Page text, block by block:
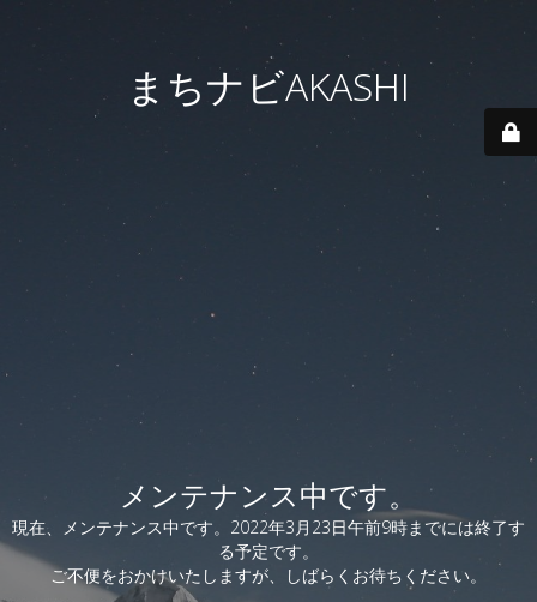
まちナビAKASHI
メンテナンス中です。
現在、メンテナンス中です。2022年3月23日午前9時までには終了す
る予定です。
ご不便をおかけいたしますが、しばらくお待ちください。